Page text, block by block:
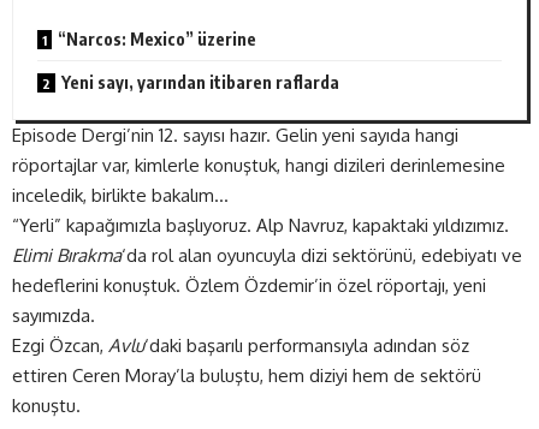
“Narcos: Mexico” üzerine
Yeni sayı, yarından itibaren raflarda
Episode Dergi’nin 12. sayısı hazır. Gelin yeni sayıda hangi
röportajlar var, kimlerle konuştuk, hangi dizileri derinlemesine
inceledik, birlikte bakalım…
“Yerli” kapağımızla başlıyoruz. Alp Navruz, kapaktaki yıldızımız.
Elimi Bırakma‘da rol alan oyuncuyla dizi sektörünü, edebiyatı ve
hedeflerini konuştuk. Özlem Özdemir’in özel röportajı, yeni
sayımızda.
Ezgi Özcan, Avlu‘daki başarılı performansıyla adından söz
ettiren Ceren Moray’la buluştu, hem diziyi hem de sektörü
konuştu.